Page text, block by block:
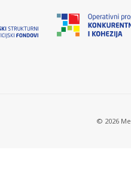
© 2026